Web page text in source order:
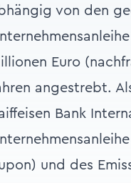
von den
Euro
angestrebt.
Bank
und des